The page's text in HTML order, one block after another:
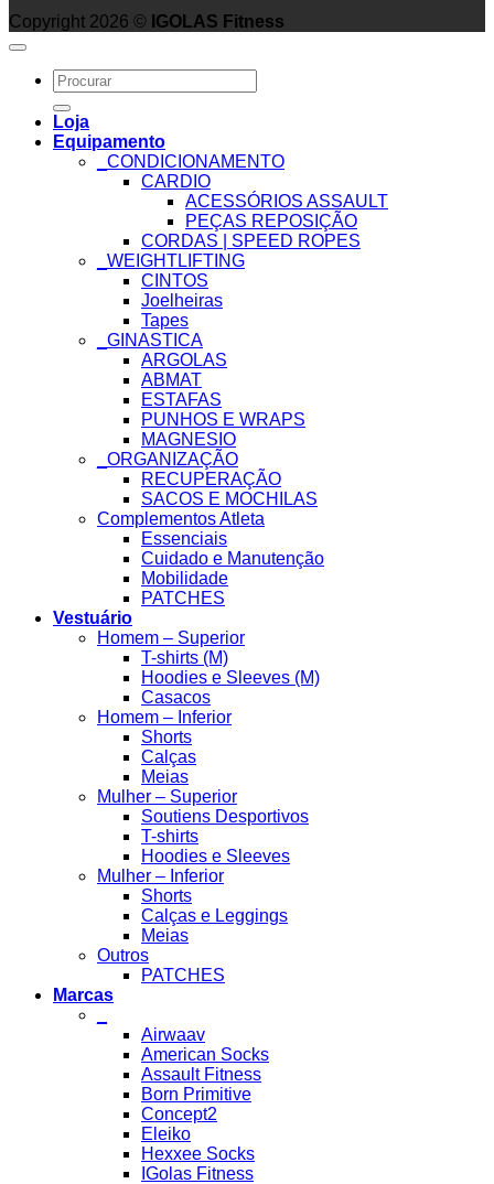
Copyright 2026 © IGOLAS Fitness
Search
for:
Loja
Equipamento
_CONDICIONAMENTO
CARDIO
ACESSÓRIOS ASSAULT
PEÇAS REPOSIÇÃO
CORDAS | SPEED ROPES
_WEIGHTLIFTING
CINTOS
Joelheiras
Tapes
_GINASTICA
ARGOLAS
ABMAT
ESTAFAS
PUNHOS E WRAPS
MAGNESIO
_ORGANIZAÇÃO
RECUPERAÇÃO
SACOS E MOCHILAS
Complementos Atleta
Essenciais
Cuidado e Manutenção
Mobilidade
PATCHES
Vestuário
Homem – Superior
T-shirts (M)
Hoodies e Sleeves (M)
Casacos
Homem – Inferior
Shorts
Calças
Meias
Mulher – Superior
Soutiens Desportivos
T-shirts
Hoodies e Sleeves
Mulher – Inferior
Shorts
Calças e Leggings
Meias
Outros
PATCHES
Marcas
Airwaav
American Socks
Assault Fitness
Born Primitive
Concept2
Eleiko
Hexxee Socks
IGolas Fitness